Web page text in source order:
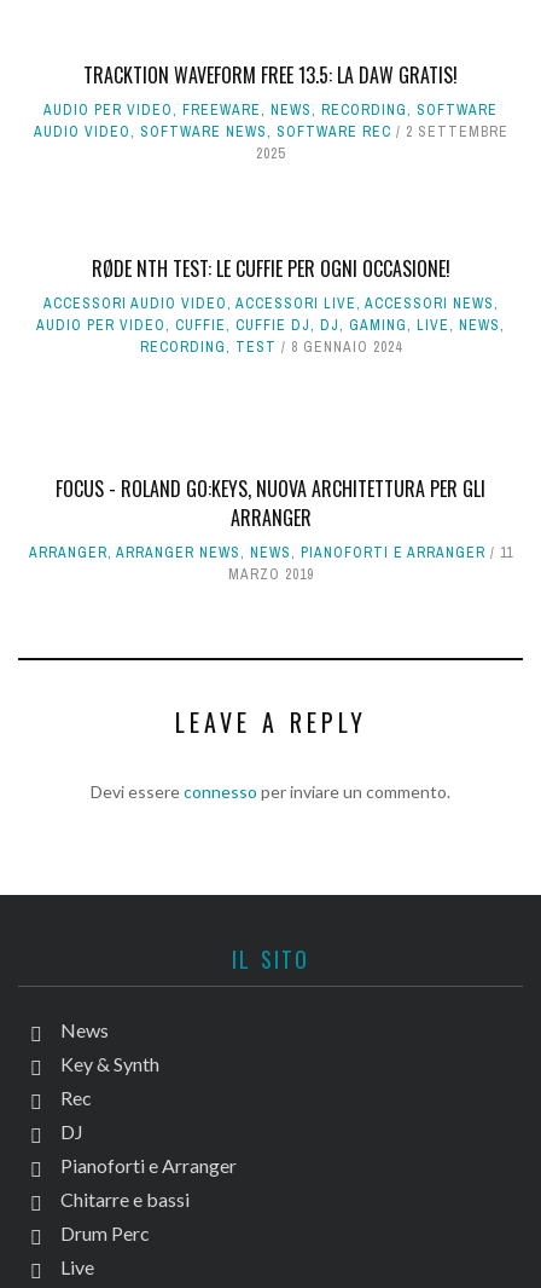
TRACKTION WAVEFORM FREE 13.5: LA DAW GRATIS!
AUDIO PER VIDEO, FREEWARE, NEWS, RECORDING, SOFTWARE
AUDIO VIDEO, SOFTWARE NEWS, SOFTWARE REC
2 SETTEMBRE
2025
RØDE NTH TEST: LE CUFFIE PER OGNI OCCASIONE!
ACCESSORI AUDIO VIDEO, ACCESSORI LIVE, ACCESSORI NEWS,
AUDIO PER VIDEO, CUFFIE, CUFFIE DJ, DJ, GAMING, LIVE, NEWS,
RECORDING, TEST 8 GENNAIO 2024
FOCUS - ROLAND GO:KEYS, NUOVA ARCHITETTURA PER GLI
ARRANGER
ARRANGER, ARRANGER NEWS, NEWS, PIANOFORTI E ARRANGER
11
MARZO 2019
LEAVE A REPLY
Devi essereconnesso per inviare un commento.
IL SITO
News
Key & Synth
Rec
DJ
Pianoforti e Arranger
Chitarre e bassi
Drum Perc
Live